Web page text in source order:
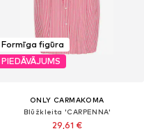
Formīga figūra
PIEDĀVĀJUMS
ONLY CARMAKOMA
Blūžkleita 'CARPENNA'
29,61 €